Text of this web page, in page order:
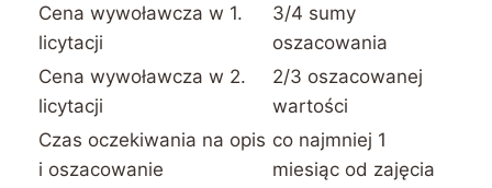
Cena wywoławcza w 1.
licytacji
3/4 sumy
oszacowania
Cena wywoławcza w 2.
licytacji
2/3 oszacowanej
wartości
Czas oczekiwania na opis
i oszacowanie
co najmniej 1
miesiąc od zajęcia